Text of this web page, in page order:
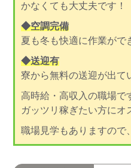
かなくても大丈夫です！
◆空調完備
夏も冬も快適に作業がで
◆送迎有
寮から無料の送迎が出て
高時給・高収入の職場で
ガッツリ稼ぎたい方にオ
職場見学もありますので